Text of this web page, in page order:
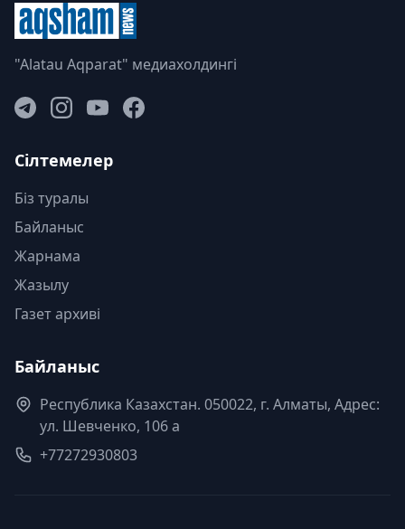
"Alatau Aqparat" медиахолдингі
Сілтемелер
Біз туралы
Байланыс
Жарнама
Жазылу
Газет архиві
Байланыс
Республика Казахстан. 050022, г. Алматы, Адрес:
ул. Шевченко, 106 а
+77272930803